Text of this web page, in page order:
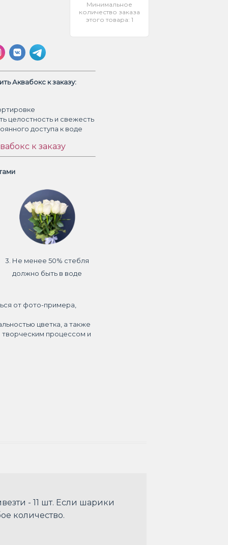
Минимальное
количество заказа
этого товара: 1
Аквабокс к заказу:
целостность и свежесть
доступа к воде
к заказу
3. Не менее 50% стебля
должно быть в воде
от фото-примера,
цветка, а также
творческим процессом и
- 11 шт. Если шарики
количество.